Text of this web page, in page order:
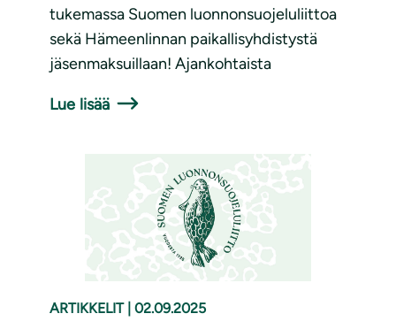
tukemassa Suomen luonnonsuojeluliittoa
sekä Hämeenlinnan paikallisyhdistystä
jäsenmaksuillaan! Ajankohtaista
Lue lisää
ARTIKKELIT 02.09.2025